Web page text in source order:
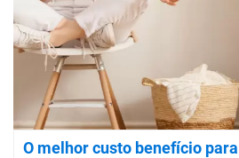
O melhor custo benefício